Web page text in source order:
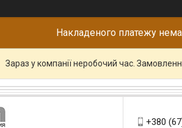
Накладеного платежу
Зараз у компанії неробочий час.
+380